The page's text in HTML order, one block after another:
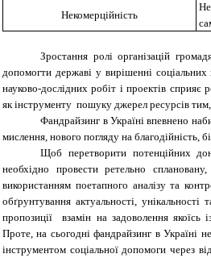
Некомерційність
Зростання ролі організацій
допомогти державі у вирішенні
науково-дослідних робіт і проектів сприяє
як інструменту пошуку джерел ресурсів
Фандрайзинг в Україні впевнено
мислення, нового погляду на благодійність,
Щоб перетворити потенційних
необхідно провести ретельно сплановану,
використанням поетапного аналізу та
обґрунтування актуальності, унікальності
пропозиції взамін на задоволення якоїсь
Проте, на сьогодні фандрайзинг в Україні
інструментом соціальної допомоги через